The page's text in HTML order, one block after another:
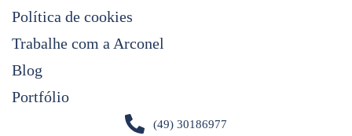
Política de cookies
Trabalhe com a Arconel
Blog
Portfólio
(49) 30186977